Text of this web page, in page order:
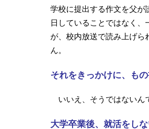
学校に提出する作文を父が
日していることではなく
が、校内放送で読み上げら
ん。
それをきっかけに、も
いいえ、そうではないん
大学卒業後、就活をし